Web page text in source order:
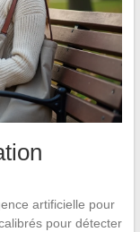
artificielle pour
pour détecter